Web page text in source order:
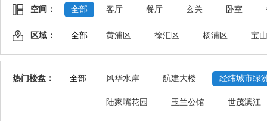
空间： 全部 客厅 餐厅 玄关 卧室
区域： 全部 黄浦区 徐汇区 杨浦区 宝
热门楼盘： 全部 风华水岸 航建大楼 经纬城市绿
陆家嘴花园 玉兰公馆 世茂滨江